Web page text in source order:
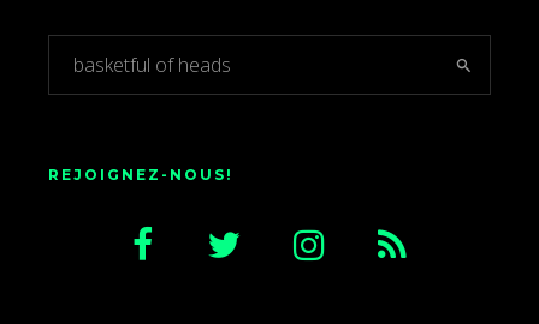
REJOIGNEZ-NOUS!